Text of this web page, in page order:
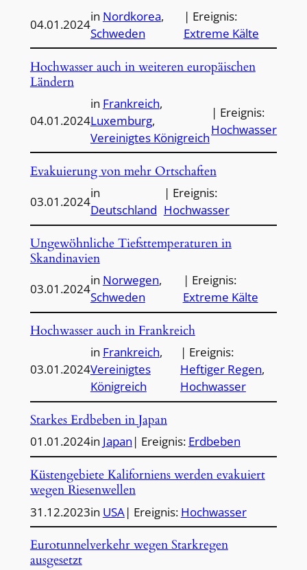
04.01.2024
in Nordkorea
Schweden
| Ereignis:
Extreme Kälte
Hochwasser auch in weiteren europäischen
Ländern
04.01.2024
in Frankreich
Luxemburg
Vereinigtes Königreich
| Ereignis:
Hochwasser
Evakuierung von mehr Ortschaften
03.01.2024
in
Deutschland
| Ereignis:
Hochwasser
Ungewöhnliche Tiefsttemperaturen in
Skandinavien
03.01.2024
in Norwegen
Schweden
| Ereignis:
Extreme Kälte
Hochwasser auch in Frankreich
03.01.2024
in Frankreich
Vereinigtes
Königreich
| Ereignis:
Heftiger Regen
Hochwasser
Starkes Erdbeben in Japan
01.01.2024in Japan | Ereignis: Erdbeben
Küstengebiete Kaliforniens werden evakuiert
wegen Riesenwellen
31.12.2023in USA| Ereignis: Hochwasser
Eurotunnelverkehr wegen Starkregen
ausgesetzt